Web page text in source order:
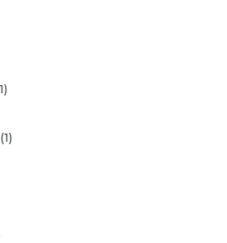
(1)